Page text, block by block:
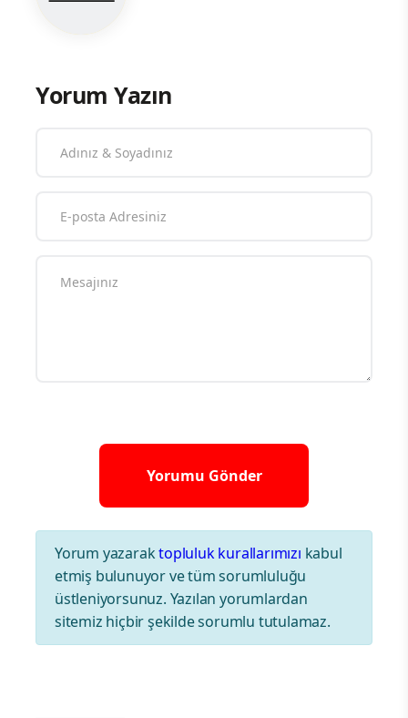
Yorum Yazın
Yorum yazaraktopluluk kurallarımızı kabul
etmiş bulunuyor ve tüm sorumluluğu
üstleniyorsunuz. Yazılan yorumlardan
sitemiz hiçbir şekilde sorumlu tutulamaz.